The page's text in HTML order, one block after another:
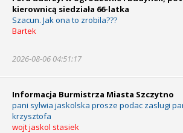
kierownicą siedziała 66-latka
Szacun. Jak ona to zrobila???
Bartek
2026-08-06 04:51:17
Informacja Burmistrza Miasta Szczytno
pani sylwia jaskolska prosze podac zaslugi
krzysztofa
wojt jaskol stasiek